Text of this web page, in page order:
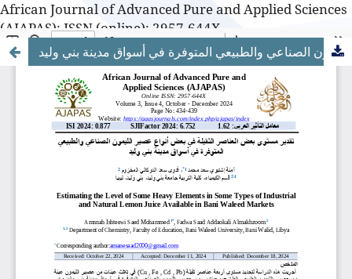
African Journal of Advanced Pure and Applied Sciences
(AJAPAS): ISSN (online): 2957-644X
تقدير مستوى بعض العناصر الثقيلة في بعض أنواع عصير الليمون الصناعي والطبيعي المتوفرة في أسواق مدينة بني وليد
African Journal of Advanced Pure and Applied Sciences
(AJAPAS): ISSN (online): 2957-644X